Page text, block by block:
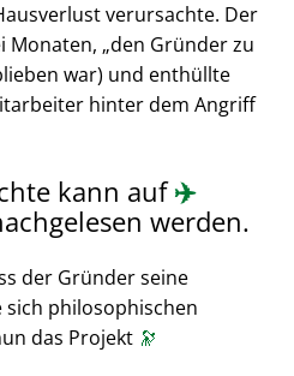
verursachte. Der
Monaten, den Gründer zu
war) und enthüllte
hinter dem Angriff
kann auf✈️
werden.
der Gründer seine
philosophischen
das Projekt 🔭